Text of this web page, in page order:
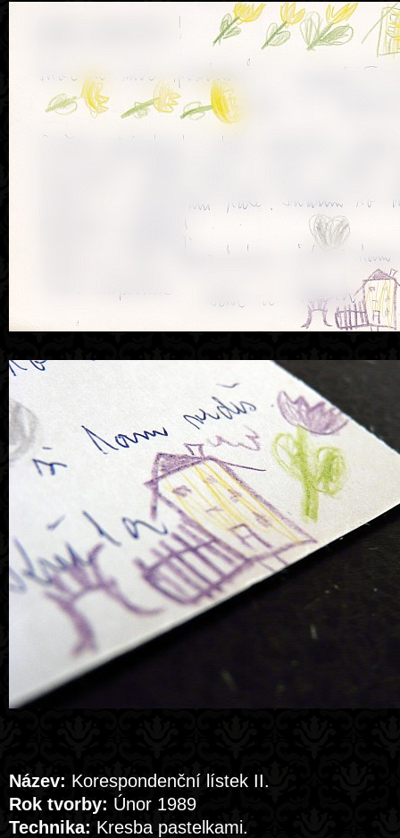
Název: Korespondenční lístek II.
Rok tvorby: Únor 1989
Technika: Kresba pastelkami.